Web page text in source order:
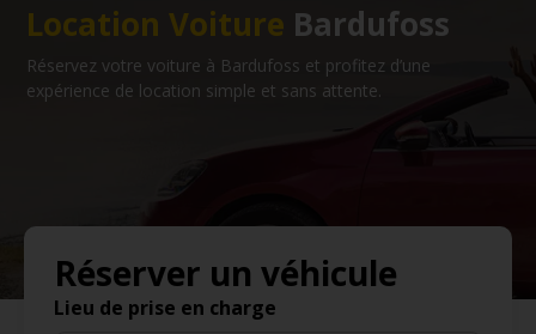
Location Voiture Bardufoss
Réservez votre voiture à Bardufoss et profitez d’une
expérience de location simple et sans attente.
Réserver un véhicule
Lieu de prise en charge